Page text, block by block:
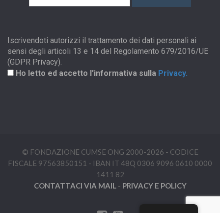
Iscrivendoti autorizzi il trattamento dei dati personali ai
sensi degli articoli 13 e 14 del Regolamento 679/2016/UE
(GDPR Privacy).
Ho letto ed accetto l'informativa sulla Privacy.
© FONDAZIONE CUMSE ONG 2000-2026 - CODICE
FISCALE 97563850151 - IBAN IT 48Q 0306 9096 0610 0000
1411 82
CONTATTACI VIA MAIL- PRIVACY E POLICY